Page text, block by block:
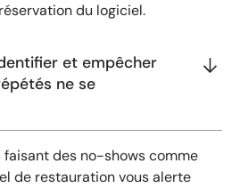
du logiciel.
et empêcher
ne se
faisant des no-shows comme
de restauration vous alerte